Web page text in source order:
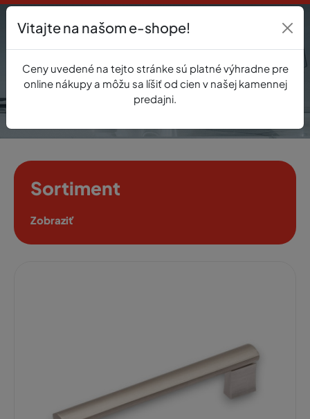
0
Sortiment
Zobraziť
Vitajte na našom e-shope!
Ceny uvedené na tejto stránke sú platné výhradne pre
online nákupy a môžu sa líšiť od cien v našej kamennej
predajni.